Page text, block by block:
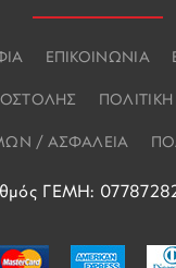
ΕΠΙΚΟΙΝΩΝΙΑ
/ ΑΣΦΑΛΕΙΑ
ΓΕΜΗ: